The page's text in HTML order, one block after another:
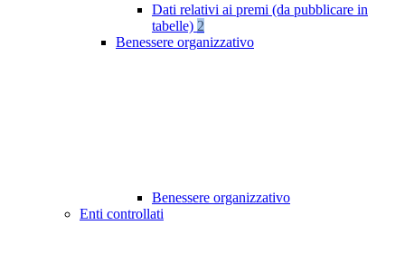
Dati relativi ai premi (da pubblicare in
tabelle) 2
Benessere organizzativo
Benessere organizzativo
Enti controllati